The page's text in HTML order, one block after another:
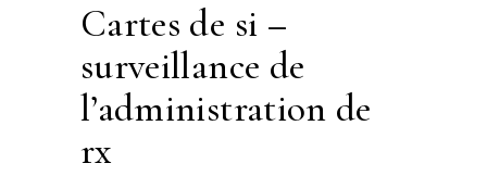
cartes de si –
surveillance de
l’administration de
rx